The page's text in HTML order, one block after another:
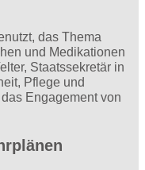
das Thema
und Medikationen
Staatssekretär in
Pflege und
Engagement von